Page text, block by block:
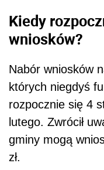
Kiedy
wniosków?
Nabór wniosków
których niegdyś
rozpocznie się 4
lutego. Zwrócił
gminy mogą
zł.